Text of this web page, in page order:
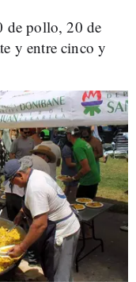
de pollo, 20 de
y entre cinco y